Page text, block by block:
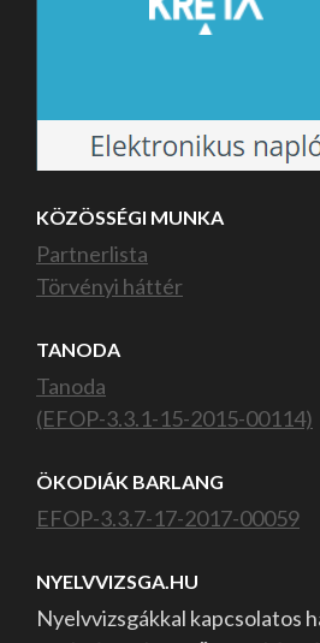
KÖZÖSSÉGI MUNKA
Partnerlista
Törvényi háttér
TANODA
Tanoda
(EFOP-3.3.1-15-2015-00114)
ÖKODIÁK BARLANG
EFOP-3.3.7-17-2017-00059
NYELVVIZSGA.HU
Nyelvvizsgákkal kapcsolatos